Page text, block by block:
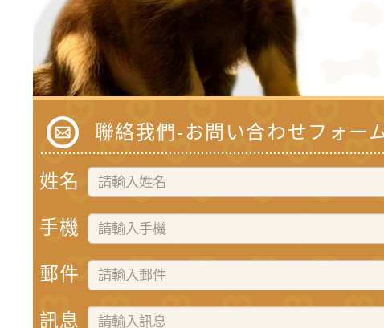
Xoops網站設計
Xoops網站設計者：
聯絡我們-お問い合わせフォー
姓名
手機
郵件
訊息